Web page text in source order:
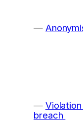
breach